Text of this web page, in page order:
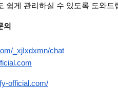
쉽게 관리하실 수 있도록 도와드
의
_xjIxdxmn/chat
official.com/